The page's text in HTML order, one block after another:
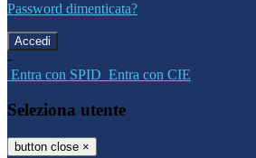
Password dimenticata?
-
Entra con SPID Entra con CIE
Seleziona utente
button close ×